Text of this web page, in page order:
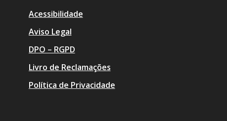
Acessibilidade
Aviso Legal
DPO – RGPD
Livro de Reclamações
Política de Privacidade